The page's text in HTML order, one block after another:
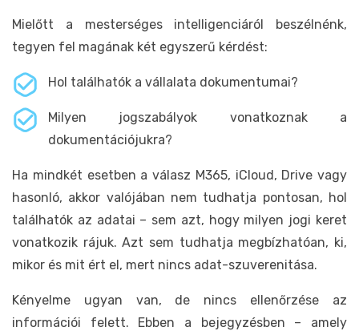
Mielőtt a mesterséges intelligenciáról beszélnénk,
tegyen fel magának két egyszerű kérdést:
Hol találhatók a vállalata dokumentumai?
Milyen jogszabályok vonatkoznak a
dokumentációjukra?
Ha mindkét esetben a válasz M365, iCloud, Drive vagy
hasonló, akkor valójában nem tudhatja pontosan, hol
találhatók az adatai – sem azt, hogy milyen jogi keret
vonatkozik rájuk. Azt sem tudhatja megbízhatóan, ki,
mikor és mit ért el, mert nincs adat-szuverenitása.
Kényelme ugyan van, de nincs ellenőrzése az
információi felett. Ebben a bejegyzésben – amely